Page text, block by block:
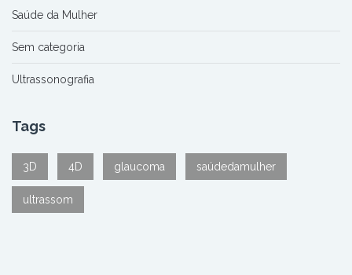
Saúde da Mulher
Sem categoria
Ultrassonografia
Tags
3D 4D glaucoma saúdedamulher
ultrassom